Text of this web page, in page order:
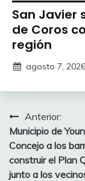
San Javier
de Coros
región
agosto 7, 2026
de
entradas
Anterior:
Municipio de
Concejo a los
construir el Plan
junto a los